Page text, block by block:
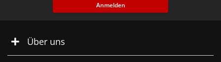
Anmelden
Über uns